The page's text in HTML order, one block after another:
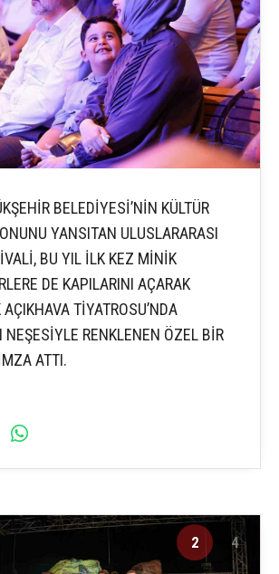
BELEDİYESİ’NİN KÜLTÜR
YANSITAN ULUSLARARASI
BU YIL İLK KEZ MİNİK
DE KAPILARINI AÇARAK
AÇIKHAVA TİYATROSU’NDA
NEŞESİYLE RENKLENEN ÖZEL BİR
ATTI.
2 4